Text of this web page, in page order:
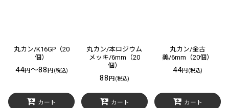
丸カン/K16GP（20
個）
44円～88円(税込)
カート
丸カン/本ロジウム
メッキ/6mm（20
個）
88円(税込)
カート
丸カン/金古
美/6mm（20個）
44円(税込)
カート